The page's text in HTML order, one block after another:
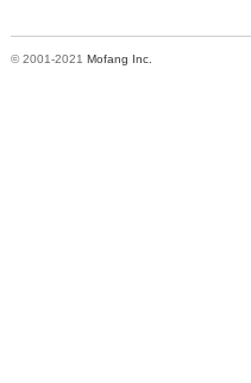
© 2001-2021 Mofang Inc.